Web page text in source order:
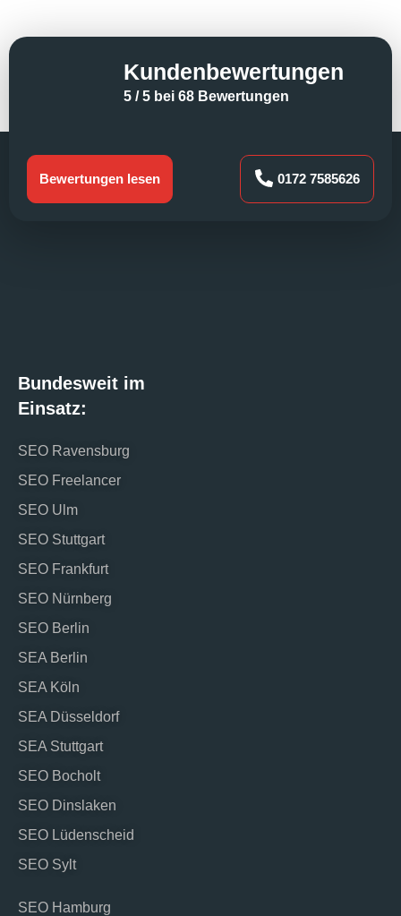
Kundenbewertungen
5 / 5 bei 68 Bewertungen
Bewertungen lesen 0172 7585626
Bundesweit im
Einsatz:
SEO Ravensburg
SEO Freelancer
SEO Ulm
SEO Stuttgart
SEO Frankfurt
SEO Nürnberg
SEO Berlin
SEA Berlin
SEA Köln
SEA Düsseldorf
SEA Stuttgart
SEO Bocholt
SEO Dinslaken
SEO Lüdenscheid
SEO Sylt
SEO Hamburg